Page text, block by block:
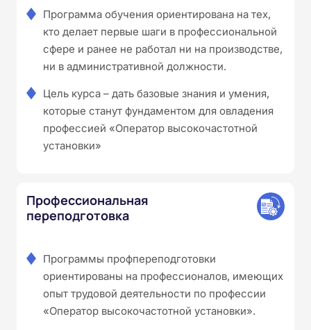
Программа обучения ориентирована на тех,
кто делает первые шаги в профессиональной
сфере и ранее не работал ни на производстве,
ни в административной должности.
Цель курса – дать базовые знания и умения,
которые станут фундаментом для овладения
профессией «Оператор высокочастотной
установки»
Профессиональная
переподготовка
Программы профпереподготовки
ориентированы на профессионалов, имеющих
опыт трудовой деятельности по профессии
«Оператор высокочастотной установки».